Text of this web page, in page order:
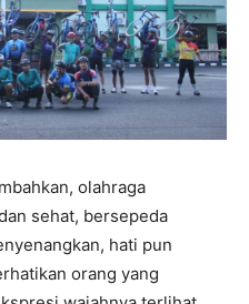
olahraga
sehat, bersepeda
hati pun
orang yang